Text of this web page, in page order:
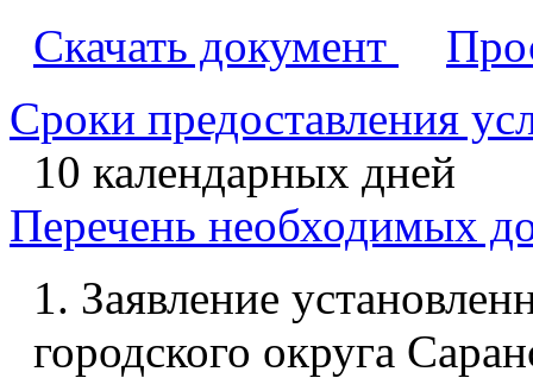
Скачать документ
Сроки предоставления
10 календарных дней
Перечень необходимых
1. Заявление
городского округа